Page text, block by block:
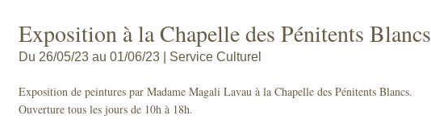
Exposition à la Chapelle des Pénitents Blancs
Du 26/05/23 au 01/06/23 | Service Culturel
Exposition de peintures par Madame Magali Lavau à la Chapelle des Pénitents Blancs.
Ouverture tous les jours de 10h à 18h.